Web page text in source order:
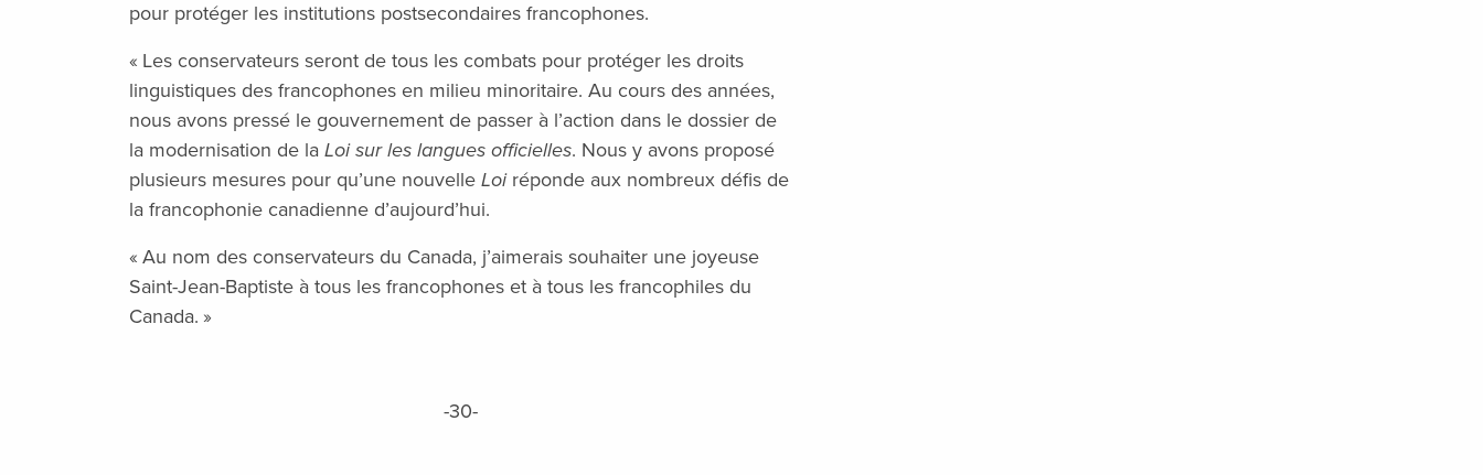
pour protéger les institutions postsecondaires francophones.
« Les conservateurs seront de tous les combats pour protéger les droits
linguistiques des francophones en milieu minoritaire. Au cours des années,
nous avons pressé le gouvernement de passer à l’action dans le dossier de
la modernisation de la Loi sur les langues officielles. Nous y avons proposé
plusieurs mesures pour qu’une nouvelle Loi réponde aux nombreux défis de
la francophonie canadienne d’aujourd’hui.
« Au nom des conservateurs du Canada, j’aimerais souhaiter une joyeuse
Saint-Jean-Baptiste à tous les francophones et à tous les francophiles du
Canada. »
-30-